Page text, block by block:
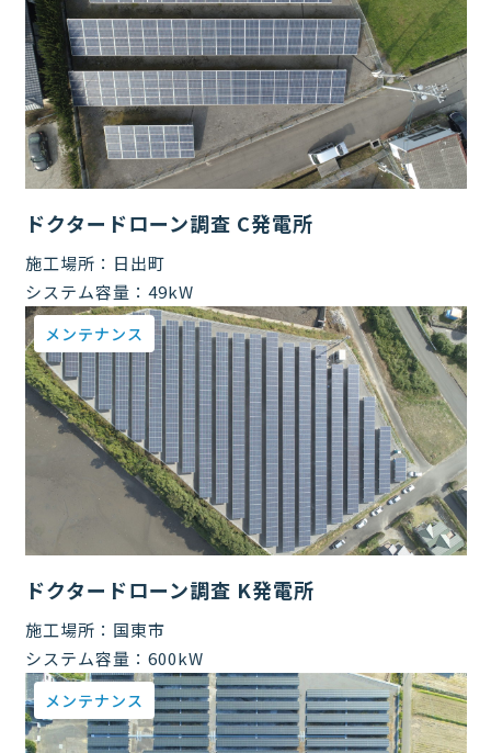
ドクタードローン調査 C発電所
施工場所： 日出町
システム容量： 49kW
メンテナンス
ドクタードローン調査 K発電所
施工場所： 国東市
システム容量： 600kW
メンテナンス